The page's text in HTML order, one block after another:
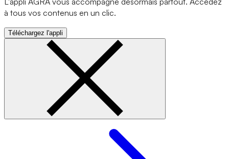
à tous vos contenus en un clic.
Téléchargez l'appli